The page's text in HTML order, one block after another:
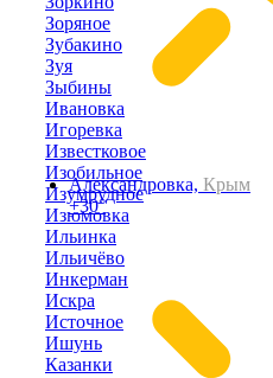
Александровка, Крым
+30°
Зоряное
Зубакино
Зуя
Зыбины
Ивановка
Игоревка
Известковое
Изобильное
Изумрудное
Изюмовка
Ильинка
Ильичёво
Инкерман
Искра
Источное
Ишунь
Казанки